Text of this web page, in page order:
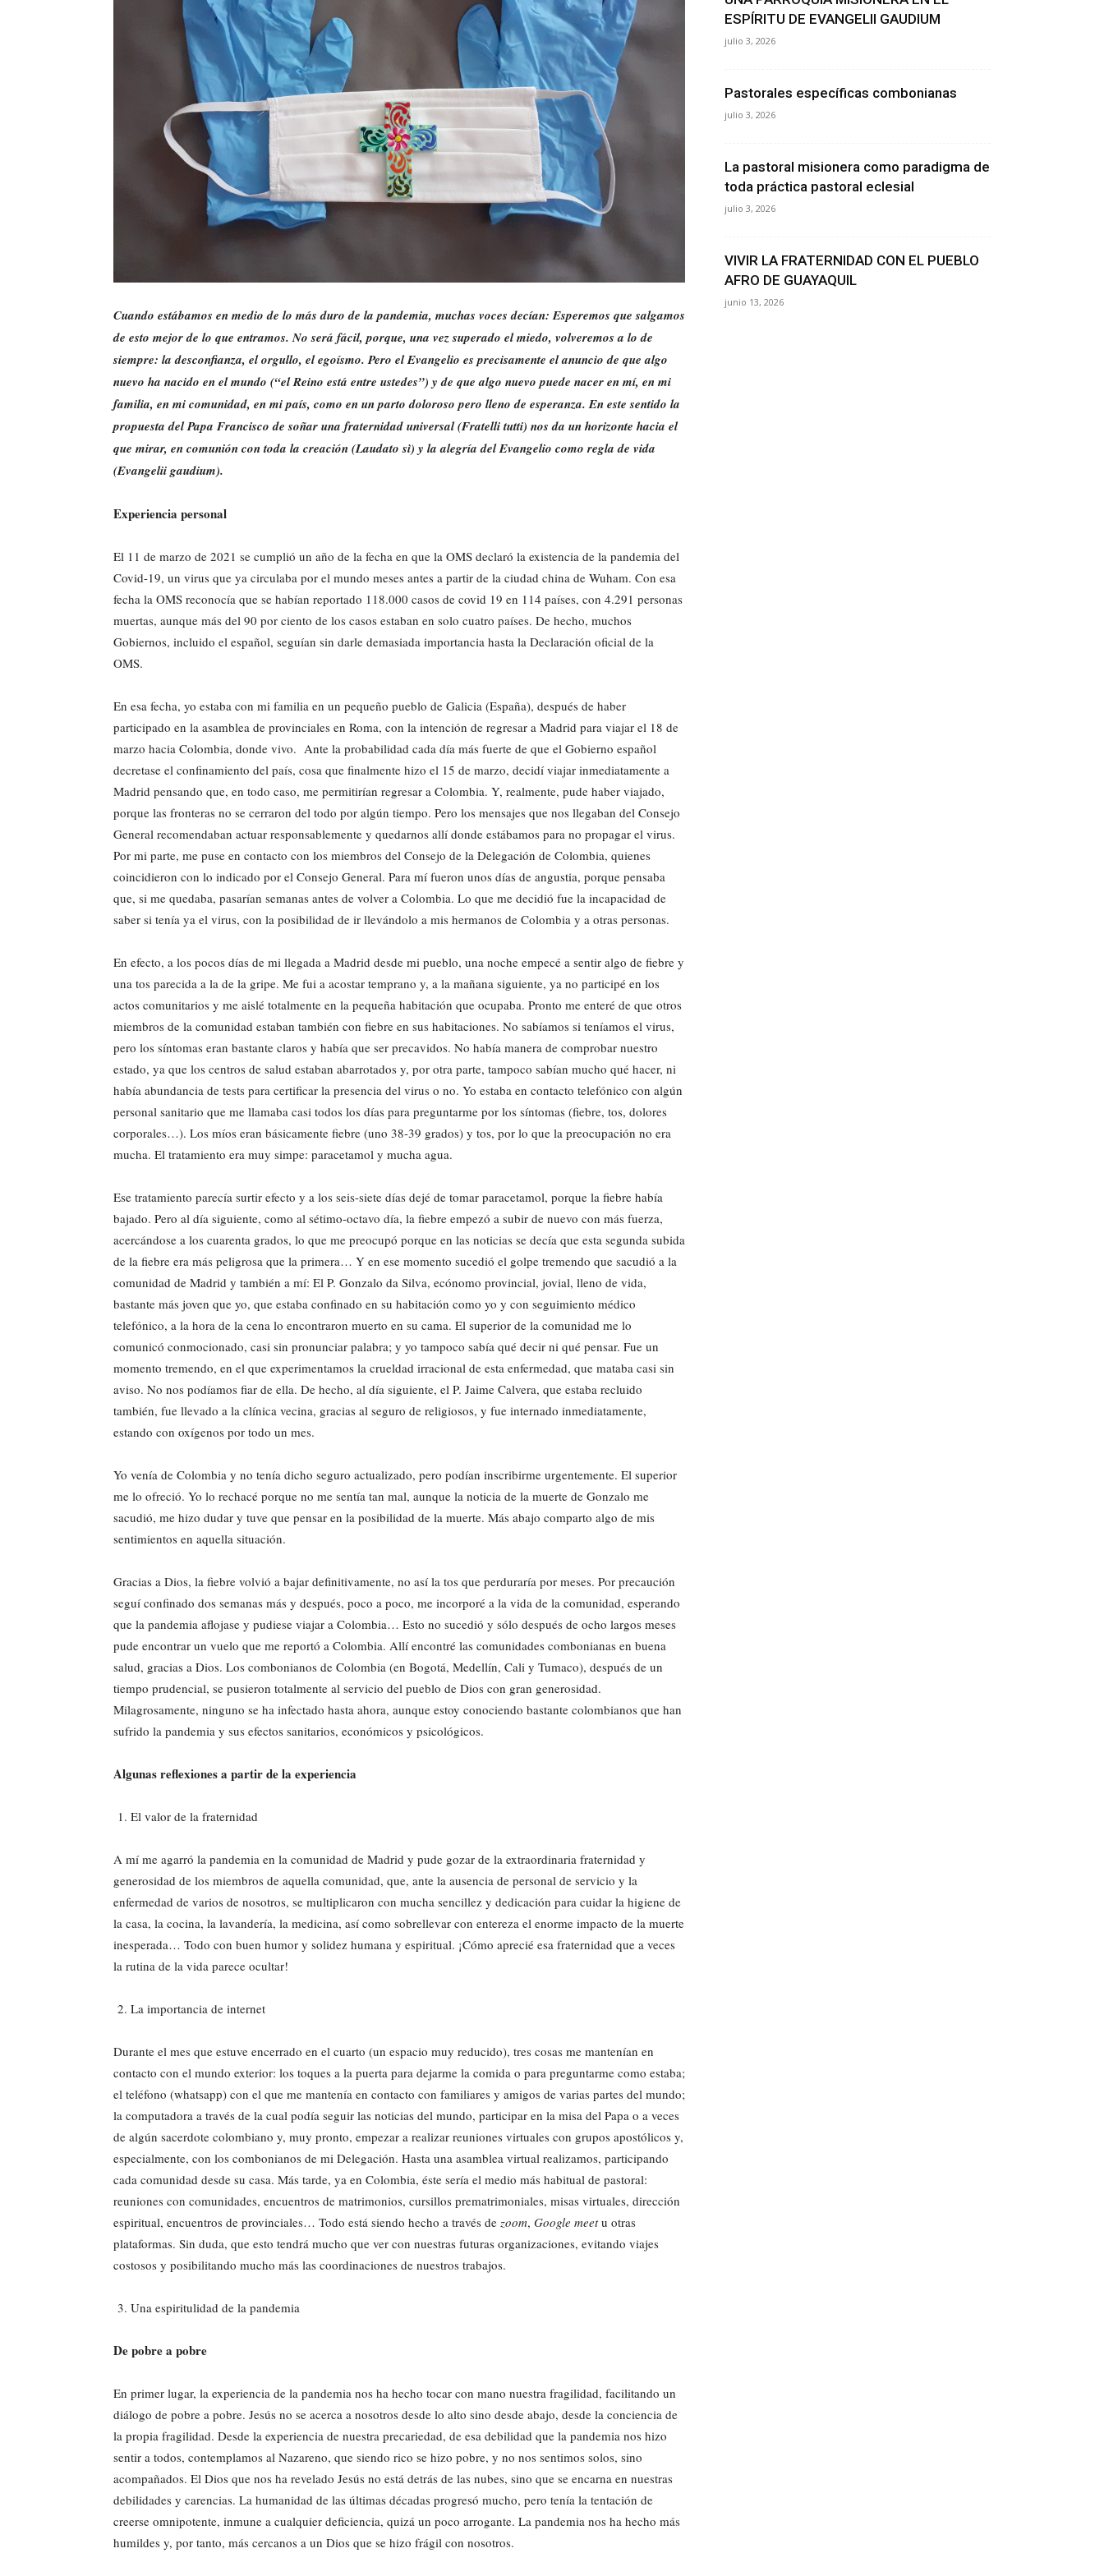
Cuando estábamos en medio de lo más duro de la pandemia, muchas voces decían: Esperemos que salgamos
de esto mejor de lo que entramos. No será fácil, porque, una vez superado el miedo, volveremos a lo de
siempre: la desconfianza, el orgullo, el egoísmo. Pero el Evangelio es precisamente el anuncio de que algo
nuevo ha nacido en el mundo (“el Reino está entre ustedes”) y de que algo nuevo puede nacer en mí, en mi
familia, en mi comunidad, en mi país, como en un parto doloroso pero lleno de esperanza. En este sentido la
propuesta del Papa Francisco de soñar una fraternidad universal (Fratelli tutti) nos da un horizonte hacia el
que mirar, en comunión con toda la creación (Laudato sì) y la alegría del Evangelio como regla de vida
(Evangelii gaudium).
Experiencia personal
El 11 de marzo de 2021 se cumplió un año de la fecha en que la OMS declaró la existencia de la pandemia del
Covid-19, un virus que ya circulaba por el mundo meses antes a partir de la ciudad china de Wuham. Con esa
fecha la OMS reconocía que se habían reportado 118.000 casos de covid 19 en 114 países, con 4.291 personas
muertas, aunque más del 90 por ciento de los casos estaban en solo cuatro países. De hecho, muchos
Gobiernos, incluido el español, seguían sin darle demasiada importancia hasta la Declaración oficial de la
OMS.
En esa fecha, yo estaba con mi familia en un pequeño pueblo de Galicia (España), después de haber
participado en la asamblea de provinciales en Roma, con la intención de regresar a Madrid para viajar el 18 de
marzo hacia Colombia, donde vivo. Ante la probabilidad cada día más fuerte de que el Gobierno español
decretase el confinamiento del país, cosa que finalmente hizo el 15 de marzo, decidí viajar inmediatamente a
Madrid pensando que, en todo caso, me permitirían regresar a Colombia. Y, realmente, pude haber viajado,
porque las fronteras no se cerraron del todo por algún tiempo. Pero los mensajes que nos llegaban del Consejo
General recomendaban actuar responsablemente y quedarnos allí donde estábamos para no propagar el virus.
Por mi parte, me puse en contacto con los miembros del Consejo de la Delegación de Colombia, quienes
coincidieron con lo indicado por el Consejo General. Para mí fueron unos días de angustia, porque pensaba
que, si me quedaba, pasarían semanas antes de volver a Colombia. Lo que me decidió fue la incapacidad de
saber si tenía ya el virus, con la posibilidad de ir llevándolo a mis hermanos de Colombia y a otras personas.
En efecto, a los pocos días de mi llegada a Madrid desde mi pueblo, una noche empecé a sentir algo de fiebre y
una tos parecida a la de la gripe. Me fui a acostar temprano y, a la mañana siguiente, ya no participé en los
actos comunitarios y me aislé totalmente en la pequeña habitación que ocupaba. Pronto me enteré de que otros
miembros de la comunidad estaban también con fiebre en sus habitaciones. No sabíamos si teníamos el virus,
pero los síntomas eran bastante claros y había que ser precavidos. No había manera de comprobar nuestro
estado, ya que los centros de salud estaban abarrotados y, por otra parte, tampoco sabían mucho qué hacer, ni
había abundancia de tests para certificar la presencia del virus o no. Yo estaba en contacto telefónico con algún
personal sanitario que me llamaba casi todos los días para preguntarme por los síntomas (fiebre, tos, dolores
corporales…). Los míos eran básicamente fiebre (uno 38-39 grados) y tos, por lo que la preocupación no era
mucha. El tratamiento era muy simpe: paracetamol y mucha agua.
Ese tratamiento parecía surtir efecto y a los seis-siete días dejé de tomar paracetamol, porque la fiebre había
bajado. Pero al día siguiente, como al sétimo-octavo día, la fiebre empezó a subir de nuevo con más fuerza,
acercándose a los cuarenta grados, lo que me preocupó porque en las noticias se decía que esta segunda subida
de la fiebre era más peligrosa que la primera… Y en ese momento sucedió el golpe tremendo que sacudió a la
comunidad de Madrid y también a mí: El P. Gonzalo da Silva, ecónomo provincial, jovial, lleno de vida,
bastante más joven que yo, que estaba confinado en su habitación como yo y con seguimiento médico
telefónico, a la hora de la cena lo encontraron muerto en su cama. El superior de la comunidad me lo
comunicó conmocionado, casi sin pronunciar palabra; y yo tampoco sabía qué decir ni qué pensar. Fue un
momento tremendo, en el que experimentamos la crueldad irracional de esta enfermedad, que mataba casi sin
aviso. No nos podíamos fiar de ella. De hecho, al día siguiente, el P. Jaime Calvera, que estaba recluido
también, fue llevado a la clínica vecina, gracias al seguro de religiosos, y fue internado inmediatamente,
estando con oxígenos por todo un mes.
Yo venía de Colombia y no tenía dicho seguro actualizado, pero podían inscribirme urgentemente. El superior
me lo ofreció. Yo lo rechacé porque no me sentía tan mal, aunque la noticia de la muerte de Gonzalo me
sacudió, me hizo dudar y tuve que pensar en la posibilidad de la muerte. Más abajo comparto algo de mis
sentimientos en aquella situación.
Gracias a Dios, la fiebre volvió a bajar definitivamente, no así la tos que perduraría por meses. Por precaución
seguí confinado dos semanas más y después, poco a poco, me incorporé a la vida de la comunidad, esperando
que la pandemia aflojase y pudiese viajar a Colombia… Esto no sucedió y sólo después de ocho largos meses
pude encontrar un vuelo que me reportó a Colombia. Allí encontré las comunidades combonianas en buena
salud, gracias a Dios. Los combonianos de Colombia (en Bogotá, Medellín, Cali y Tumaco), después de un
tiempo prudencial, se pusieron totalmente al servicio del pueblo de Dios con gran generosidad.
Milagrosamente, ninguno se ha infectado hasta ahora, aunque estoy conociendo bastante colombianos que han
sufrido la pandemia y sus efectos sanitarios, económicos y psicológicos.
Algunas reflexiones a partir de la experiencia
El valor de la fraternidad
A mí me agarró la pandemia en la comunidad de Madrid y pude gozar de la extraordinaria fraternidad y
generosidad de los miembros de aquella comunidad, que, ante la ausencia de personal de servicio y la
enfermedad de varios de nosotros, se multiplicaron con mucha sencillez y dedicación para cuidar la higiene de
la casa, la cocina, la lavandería, la medicina, así como sobrellevar con entereza el enorme impacto de la muerte
inesperada… Todo con buen humor y solidez humana y espiritual. ¡Cómo aprecié esa fraternidad que a veces
la rutina de la vida parece ocultar!
La importancia de internet
Durante el mes que estuve encerrado en el cuarto (un espacio muy reducido), tres cosas me mantenían en
contacto con el mundo exterior: los toques a la puerta para dejarme la comida o para preguntarme como estaba;
el teléfono (whatsapp) con el que me mantenía en contacto con familiares y amigos de varias partes del mundo;
la computadora a través de la cual podía seguir las noticias del mundo, participar en la misa del Papa o a veces
de algún sacerdote colombiano y, muy pronto, empezar a realizar reuniones virtuales con grupos apostólicos y,
especialmente, con los combonianos de mi Delegación. Hasta una asamblea virtual realizamos, participando
cada comunidad desde su casa. Más tarde, ya en Colombia, éste sería el medio más habitual de pastoral:
reuniones con comunidades, encuentros de matrimonios, cursillos prematrimoniales, misas virtuales, dirección
espiritual, encuentros de provinciales… Todo está siendo hecho a través de zoom, Google meetu otras
plataformas. Sin duda, que esto tendrá mucho que ver con nuestras futuras organizaciones, evitando viajes
costosos y posibilitando mucho más las coordinaciones de nuestros trabajos.
Una espiritulidad de la pandemia
De pobre a pobre
En primer lugar, la experiencia de la pandemia nos ha hecho tocar con mano nuestra fragilidad, facilitando un
diálogo de pobre a pobre. Jesús no se acerca a nosotros desde lo alto sino desde abajo, desde la conciencia de
la propia fragilidad. Desde la experiencia de nuestra precariedad, de esa debilidad que la pandemia nos hizo
sentir a todos, contemplamos al Nazareno, que siendo rico se hizo pobre, y no nos sentimos solos, sino
acompañados. El Dios que nos ha revelado Jesús no está detrás de las nubes, sino que se encarna en nuestras
debilidades y carencias. La humanidad de las últimas décadas progresó mucho, pero tenía la tentación de
creerse omnipotente, inmune a cualquier deficiencia, quizá un poco arrogante. La pandemia nos ha hecho más
humildes y, por tanto, más cercanos a un Dios que se hizo frágil con nosotros.
ESPÍRITU DE EVANGELII GAUDIUM
julio 3, 2026
Pastorales específicas combonianas
julio 3, 2026
La pastoral misionera como paradigma de
toda práctica pastoral eclesial
julio 3, 2026
VIVIR LA FRATERNIDAD CON EL PUEBLO
AFRO DE GUAYAQUIL
junio 13, 2026